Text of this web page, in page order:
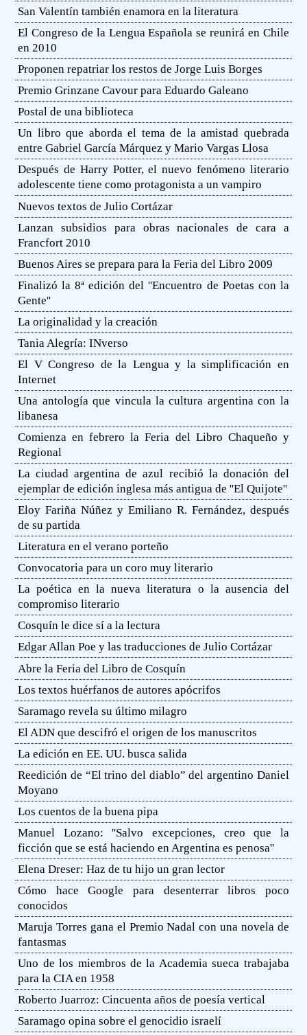
San Valentín también enamora en la literatura
El Congreso de la Lengua Española se reunirá en Chile
en 2010
Proponen repatriar los restos de Jorge Luis Borges
Premio Grinzane Cavour para Eduardo Galeano
Postal de una biblioteca
Un libro que aborda el tema de la amistad quebrada
entre Gabriel García Márquez y Mario Vargas Llosa
Después de Harry Potter, el nuevo fenómeno literario
adolescente tiene como protagonista a un vampiro
Nuevos textos de Julio Cortázar
Lanzan subsidios para obras nacionales de cara a
Francfort 2010
Buenos Aires se prepara para la Feria del Libro 2009
Finalizó la 8ª edición del ''Encuentro de Poetas con la
Gente''
La originalidad y la creación
Tania Alegría: INverso
El V Congreso de la Lengua y la simplificación en
Internet
Una antología que vincula la cultura argentina con la
libanesa
Comienza en febrero la Feria del Libro Chaqueño y
Regional
La ciudad argentina de azul recibió la donación del
ejemplar de edición inglesa más antigua de ''El Quijote''
Eloy Fariña Núñez y Emiliano R. Fernández, después
de su partida
Literatura en el verano porteño
Convocatoria para un coro muy literario
La poética en la nueva literatura o la ausencia del
compromiso literario
Cosquín le dice sí a la lectura
Edgar Allan Poe y las traducciones de Julio Cortázar
Abre la Feria del Libro de Cosquín
Los textos huérfanos de autores apócrifos
Saramago revela su último milagro
El ADN que descifró el origen de los manuscritos
La edición en EE. UU. busca salida
Reedición de “El trino del diablo” del argentino Daniel
Moyano
Los cuentos de la buena pipa
Manuel Lozano: ''Salvo excepciones, creo que la
ficción que se está haciendo en Argentina es penosa''
Elena Dreser: Haz de tu hijo un gran lector
Cómo hace Google para desenterrar libros poco
conocidos
Maruja Torres gana el Premio Nadal con una novela de
fantasmas
Uno de los miembros de la Academia sueca trabajaba
para la CIA en 1958
Roberto Juarroz: Cincuenta años de poesía vertical
Saramago opina sobre el genocidio israelí